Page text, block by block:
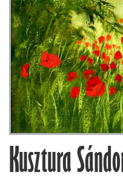
Kusztura